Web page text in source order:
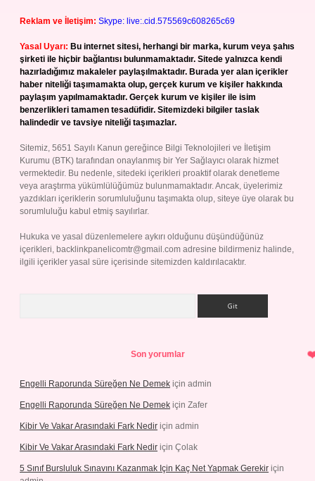
Reklam ve İletişim: Skype: live:.cid.575569c608265c69
Yasal Uyarı: Bu internet sitesi, herhangi bir marka, kurum veya şahıs
şirketi ile hiçbir bağlantısı bulunmamaktadır. Sitede yalnızca kendi
hazırladığımız makaleler paylaşılmaktadır. Burada yer alan içerikler
haber niteliği taşımamakta olup, gerçek kurum ve kişiler hakkında
paylaşım yapılmamaktadır. Gerçek kurum ve kişiler ile isim
benzerlikleri tamamen tesadüfidir. Sitemizdeki bilgiler taslak
halindedir ve tavsiye niteliği taşımazlar.
Sitemiz, 5651 Sayılı Kanun gereğince Bilgi Teknolojileri ve İletişim
Kurumu (BTK) tarafından onaylanmış bir Yer Sağlayıcı olarak hizmet
vermektedir. Bu nedenle, sitedeki içerikleri proaktif olarak denetleme
veya araştırma yükümlülüğümüz bulunmamaktadır. Ancak, üyelerimiz
yazdıkları içeriklerin sorumluluğunu taşımakta olup, siteye üye olarak bu
sorumluluğu kabul etmiş sayılırlar.
Hukuka ve yasal düzenlemelere aykırı olduğunu düşündüğünüz
içerikleri, backlinkpanelicomtr@gmail.com adresine bildirmeniz halinde,
ilgili içerikler yasal süre içerisinde sitemizden kaldırılacaktır.
Son yorumlar
Engelli Raporunda Süreğen Ne Demek için admin
Engelli Raporunda Süreğen Ne Demek için Zafer
Kibir Ve Vakar Arasındaki Fark Nedir için admin
Kibir Ve Vakar Arasındaki Fark Nedir için Çolak
5 Sınıf Bursluluk Sınavını Kazanmak Için Kaç Net Yapmak Gerekir için